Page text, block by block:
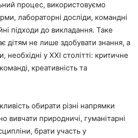
процес, використовуємо
лабораторні досліди, командні
підходи до викладання. Таке
дітям не лише здобувати знання, а
необхідні у XXI столітті: критичне
креативність та
обирати різні напрямки
вивчати природничі, гуманітарні
брати участь у